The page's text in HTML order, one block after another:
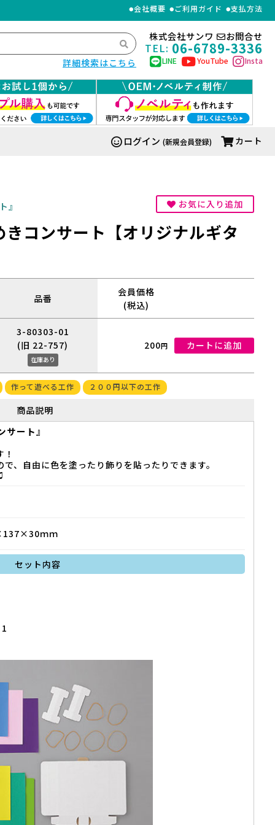
会社概要 ご利用ガイド 支払方法
詳細検索はこちら
株式会社サンワ お問合せ
TEL: 06-6789-3336
LINE YouTube Insta
ログイン (新規会員登録) カート
』 お気に入り追加
コンサート【オリジナルギタ
品番
会員価格
(税込)
3-80303-01
(旧 22-757)
在庫あり
200円 カートに追加
作って遊べる工作 ２００円以下の工作
商品説明
ート』
、自由に色を塗ったり飾りを貼ったりできます。
ｍｍ
セット内容